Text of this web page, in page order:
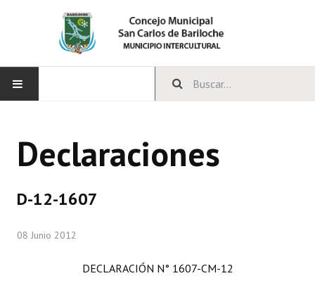
CONCEJO
Comisiones Especiales
Declaraciones
D-12-1607
08 Junio 2012
DECLARACIÓN N° 1607-CM-12